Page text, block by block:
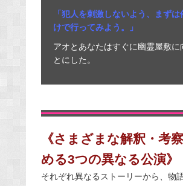
「犯人を刺激しないよう、まずは
けで行ってみよう。」
アオとあなたはすぐに幽霊屋敷に
とにした。
《さまざまな解釈・考
める3つの異なる公演》
それぞれ異なるストーリーから、物